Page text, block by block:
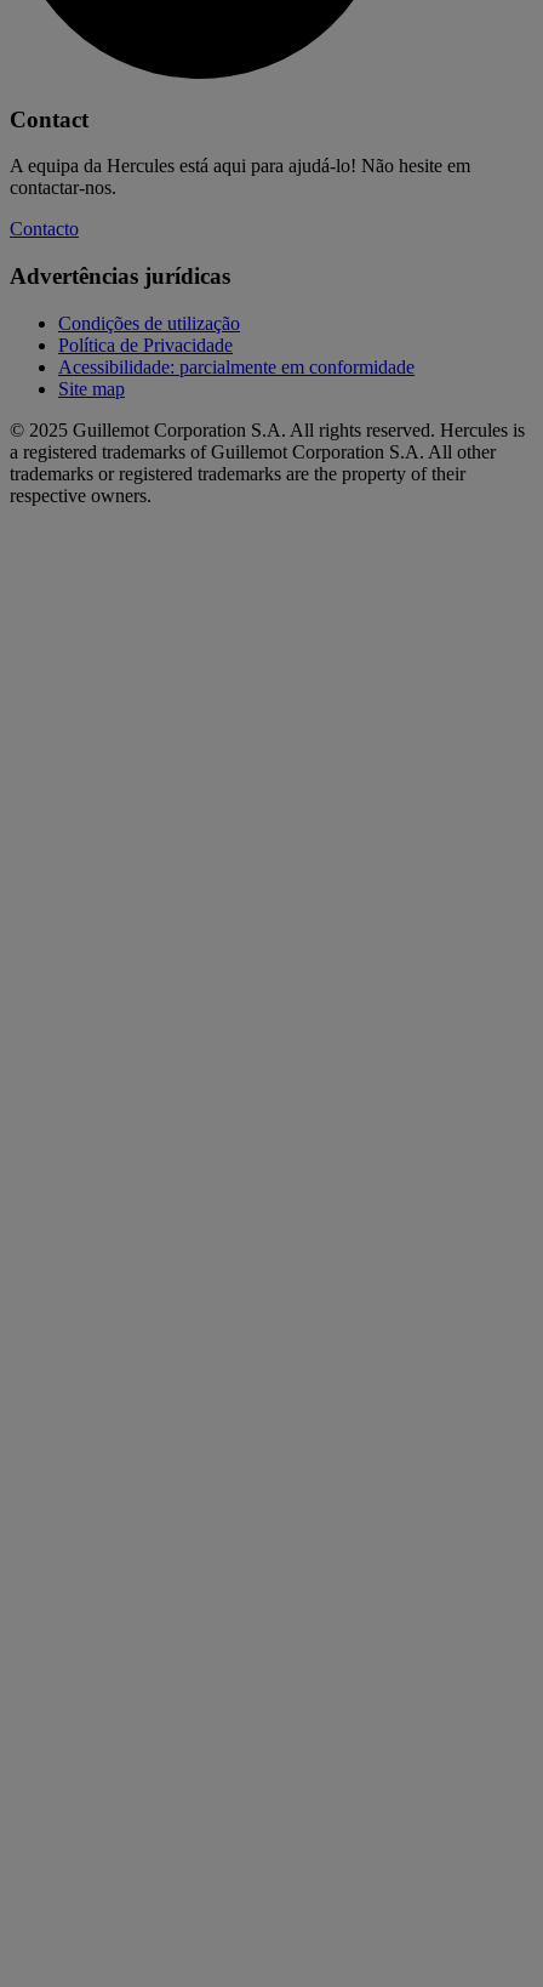
Contact
A equipa da Hercules está aqui para ajudá-lo! Não hesite em
contactar-nos.
Contacto
Advertências jurídicas
Condições de utilização
Política de Privacidade
Acessibilidade: parcialmente em conformidade
Site map
© 2025 Guillemot Corporation S.A. All rights reserved. Hercules is
a registered trademarks of Guillemot Corporation S.A. All other
trademarks or registered trademarks are the property of their
respective owners.